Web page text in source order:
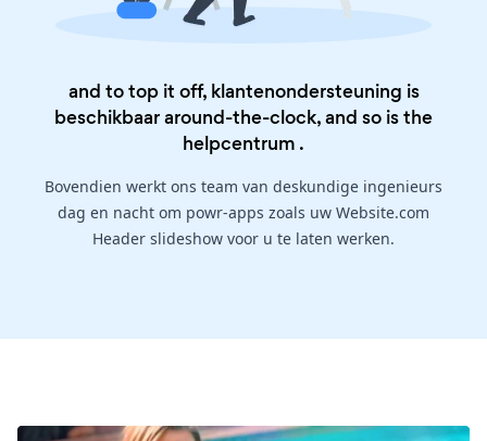
and to top it off, klantenondersteuning is
beschikbaar around-the-clock, and so is the
helpcentrum .
Bovendien werkt ons team van deskundige ingenieurs
dag en nacht om powr-apps zoals uw Website.com
Header slideshow voor u te laten werken.